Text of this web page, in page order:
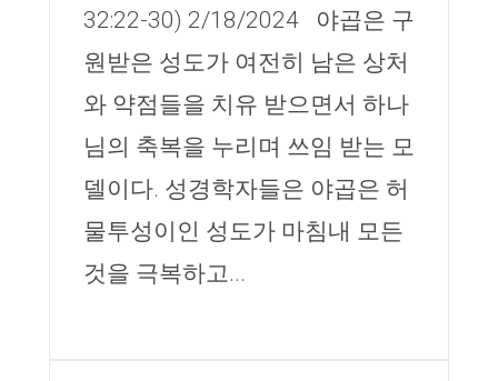
32:22-30) 2/18/2024 야곱은 구
원받은 성도가 여전히 남은 상처
와 약점들을 치유 받으면서 하나
님의 축복을 누리며 쓰임 받는 모
델이다. 성경학자들은 야곱은 허
물투성이인 성도가 마침내 모든
것을 극복하고...